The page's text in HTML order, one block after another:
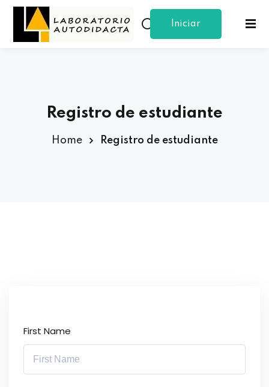
Iniciar
Registro de estudiante
Home Registro de estudiante
First Name
Sign in Sign up